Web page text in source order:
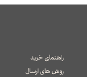
راهنمای خرید
روش های ارسال